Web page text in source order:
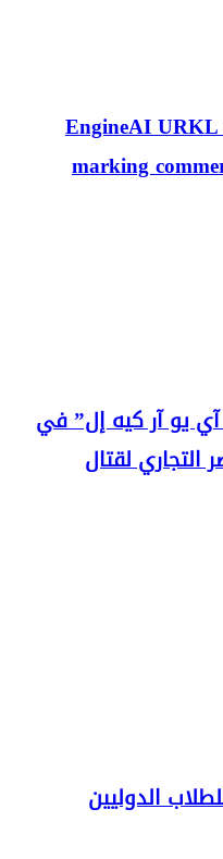
EngineAI URKL
marking
يو آر كيه إل” في
التجاري لقتال
الدوليين